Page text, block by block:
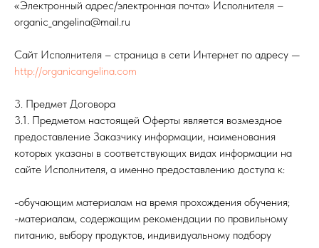
«Электронный адрес/электронная почта» Исполнителя –
organic_angelina@mail.ru
Сайт Исполнителя – страница в сети Интернет по адресу —
http://organicangelina.com
3. Предмет Договора
3.1. Предметом настоящей Оферты является возмездное
предоставление Заказчику информации, наименования
которых указаны в соответствующих видах информации на
сайте Исполнителя, а именно предоставлению доступа к:
-обучающим материалам на время прохождения обучения;
-материалам, содержащим рекомендации по правильному
питанию, выбору продуктов, индивидуальному подбору